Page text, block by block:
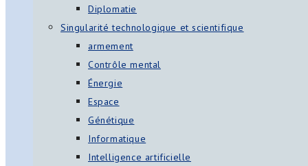
Diplomatie
Singularité technologique et scientifique
armement
Contrôle mental
Énergie
Espace
Génétique
Informatique
Intelligence artificielle